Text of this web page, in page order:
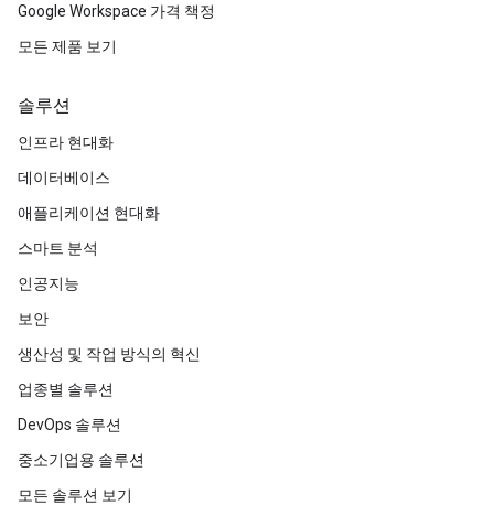
Google Workspace 가격 책정
모든 제품 보기
솔루션
인프라 현대화
데이터베이스
애플리케이션 현대화
스마트 분석
인공지능
보안
생산성 및 작업 방식의 혁신
업종별 솔루션
DevOps 솔루션
중소기업용 솔루션
모든 솔루션 보기